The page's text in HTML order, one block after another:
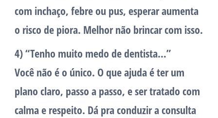
com inchaço, febre ou pus, esperar aumenta
o risco de piora. Melhor não brincar com isso.
4) “Tenho muito medo de dentista…”
Você não é o único. O que ajuda é ter um
plano claro, passo a passo, e ser tratado com
calma e respeito. Dá pra conduzir a consulta